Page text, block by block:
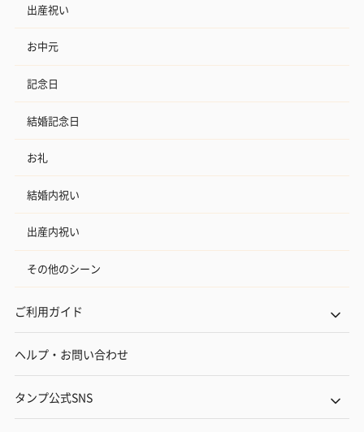
出産祝い
お中元
記念日
結婚記念日
お礼
結婚内祝い
出産内祝い
その他のシーン
ご利用ガイド
ヘルプ・お問い合わせ
タンプ公式SNS